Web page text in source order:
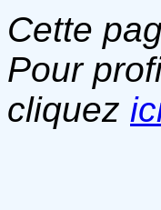
Cette
Pour
cliquez